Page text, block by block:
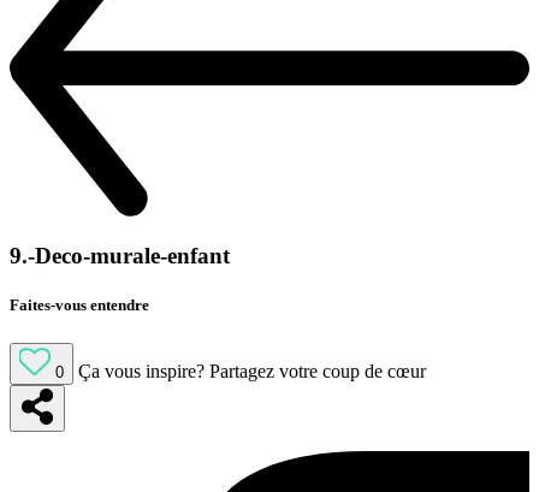
9.-Deco-murale-enfant
Faites-vous entendre
0 Ça vous inspire? Partagez votre coup de cœur